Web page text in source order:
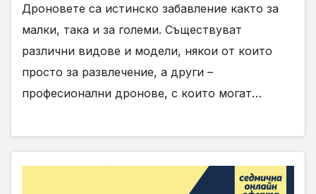
Дроновете са истинско забавление както за
малки, така и за големи. Съществуват
различни видове и модели, някои от които
просто за развлечение, а други –
професионални дронове, с които могат…